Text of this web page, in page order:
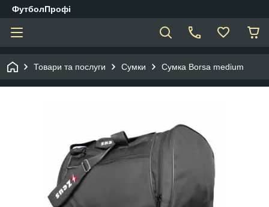
ФутболПрофі
Товари та послуги Сумки Сумка Borsa medium